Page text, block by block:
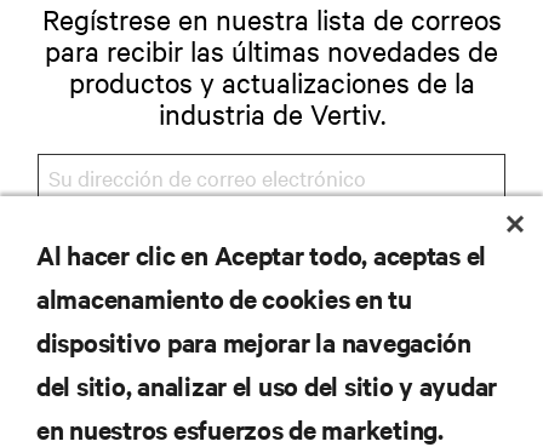
Regístrese en nuestra lista de correos
para recibir las últimas novedades de
productos y actualizaciones de la
industria de Vertiv.
REGISTRARSE
RECURSOS
Al hacer clic en Aceptar todo, aceptas el
almacenamiento de cookies en tu
dispositivo para mejorar la navegación
del sitio, analizar el uso del sitio y ayudar
en nuestros esfuerzos de marketing.